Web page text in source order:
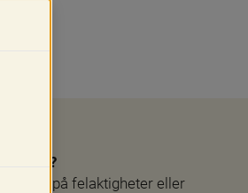
du stöta på felaktigheter eller